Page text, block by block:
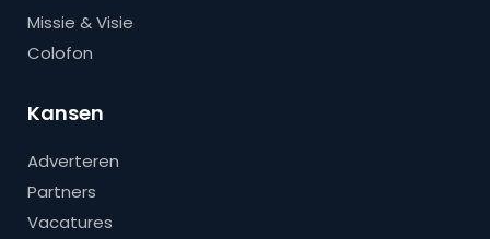
Missie & Visie
Colofon
Kansen
Adverteren
Partners
Vacatures